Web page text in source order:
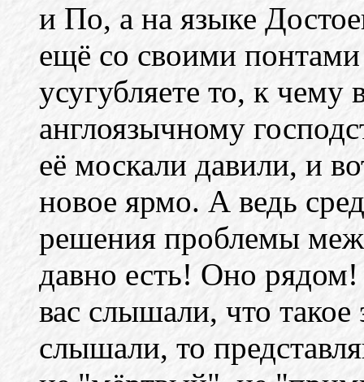
и По, а на языке
ещё со своими
усугубляете то, к чему
англоязычному
её москали давили, и
новое ярмо. А ведь
решения проблемы
давно есть! Оно
вас слышали, что
слышали, то